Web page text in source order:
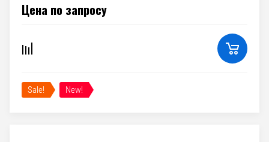
Цена по запросу
Sale! New!